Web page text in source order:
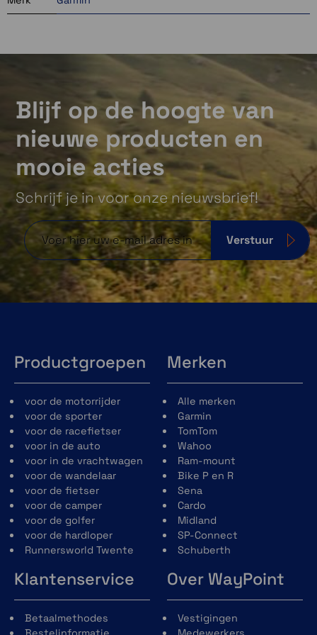
Blijf op de hoogte van
nieuwe producten en
mooie acties
Schrijf je in voor onze nieuwsbrief!
Verstuur
Productgroepen
voor de motorrijder
voor de sporter
voor de racefietser
voor in de auto
voor in de vrachtwagen
voor de wandelaar
voor de fietser
voor de camper
voor de golfer
voor de hardloper
Runnersworld Twente
Merken
Alle merken
Garmin
TomTom
Wahoo
Ram-mount
Bike P en R
Sena
Cardo
Midland
SP-Connect
Schuberth
Klantenservice
Betaalmethodes
Over WayPoint
Vestigingen